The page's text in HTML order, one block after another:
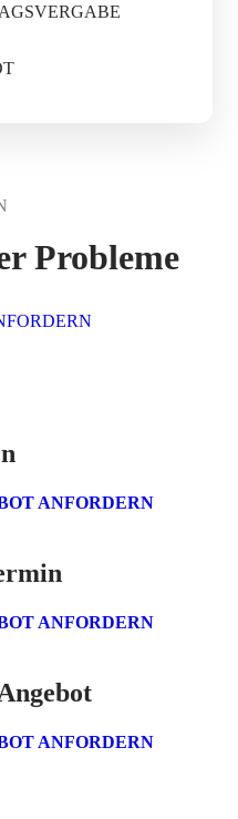
Probleme
ANFORDERN
ANFORDERN
ANFORDERN